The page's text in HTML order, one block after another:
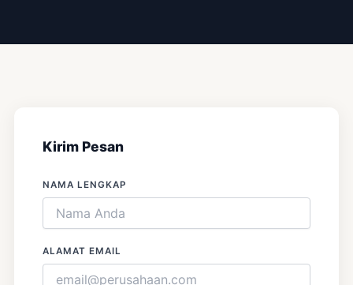
Kirim Pesan
NAMA LENGKAP
ALAMAT EMAIL